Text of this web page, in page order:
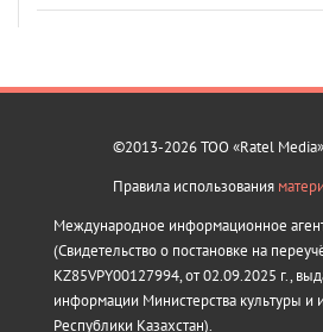
©2013-2026 ТОО «Ratel Media»
Правила использования
Международное информационное
(Свидетельство о постановке на
KZ85VPY00127994, от 02.09.2025 г.,
информации Министерства культуры и
Республики Казахстан).